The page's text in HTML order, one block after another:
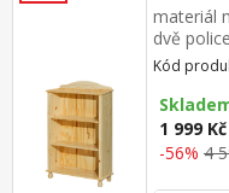
materiál
dvě police
Kód
1 999 Kč
-56% 4